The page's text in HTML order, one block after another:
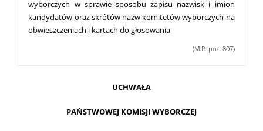
wyborczych w sprawie sposobu zapisu nazwisk i imion
kandydatów oraz skrótów nazw komitetów wyborczych na
obwieszczeniach i kartach do głosowania
(M.P. poz. 807)
UCHWAŁA
PAŃSTWOWEJ KOMISJI WYBORCZEJ